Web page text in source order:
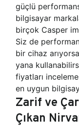
güçlü
bilgisayar
birçok Casper
Siz de
bir cihaz
yana
fiyatları
en uygun
Zarif ve
Çıkan